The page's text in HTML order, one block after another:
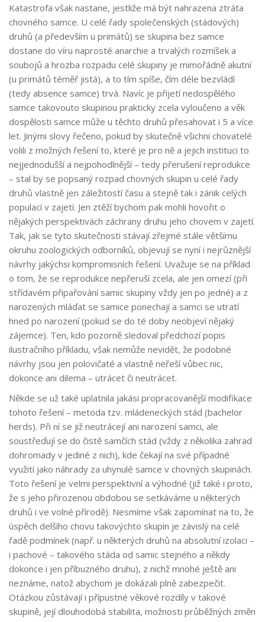
Katastrofa však nastane, jestliže má být nahrazena ztráta
chovného samce. U celé řady společenských (stádových)
druhů (a především u primátů) se skupina bez samce
dostane do víru naprosté anarchie a trvalých rozmíšek a
soubojů a hrozba rozpadu celé skupiny je mimořádně akutní
(u primátů téměř jistá), a to tím spíše, čím déle bezvládí
(tedy absence samce) trvá. Navíc je přijetí nedospělého
samce takovouto skupinou prakticky zcela vyloučeno a věk
dospělosti samce může u těchto druhů přesahovat i 5 a více
let. Jinými slovy řečeno, pokud by skutečně všichni chovatelé
volili z možných řešení to, které je pro ně a jejich instituci to
nejjednodušší a nejpohodlnější – tedy přerušení reprodukce
– stal by se popsaný rozpad chovných skupin u celé řady
druhů vlastně jen záležitostí času a stejně tak i zánik celých
populací v zajetí. Jen ztěží bychom pak mohli hovořit o
nějakých perspektivách záchrany druhu jeho chovem v zajetí.
Tak, jak se tyto skutečnosti stávají zřejmé stále většímu
okruhu zoologických odborníků, objevují se nyní i nejrůznější
návrhy jakýchsi kompromisních řešení. Uvažuje se na příklad
o tom, že se reprodukce nepřeruší zcela, ale jen omezí (při
střídavém připařování samic skupiny vždy jen po jedné) a z
narozených mláďat se samice ponechají a samci se utratí
hned po narození (pokud se do té doby neobjeví nějaký
zájemce). Ten, kdo pozorně sledoval předchozí popis
ilustračního příkladu, však nemůže nevidět, že podobné
návrhy jsou jen polovičaté a vlastně neřeší vůbec nic,
dokonce ani dilema – utrácet či neutrácet.
Někde se už také uplatnila jakási propracovanější modifikace
tohoto řešení – metoda tzv. mládeneckých stád (bachelor
herds). Při ní se již neutrácejí ani narození samci, ale
soustřeďují se do čistě samčích stád (vždy z několika zahrad
dohromady v jediné z nich), kde čekají na své případné
využití jako náhrady za uhynulé samce v chovných skupinách.
Toto řešení je velmi perspektivní a výhodné (již také i proto,
že s jeho přirozenou obdobou se setkáváme u některých
druhů i ve volné přírodě). Nesmíme však zapomínat na to, že
úspěch delšího chovu takovýchto skupin je závislý na celé
řadě podmínek (např. u některých druhů na absolutní izolaci –
i pachové – takového stáda od samic stejného a někdy
dokonce i jen příbuzného druhu), z nichž mnohé ještě ani
neznáme, natož abychom je dokázali plně zabezpečit.
Otázkou zůstávají i přípustné věkové rozdíly v takové
skupině, její dlouhodobá stabilita, možnosti průběžných změn